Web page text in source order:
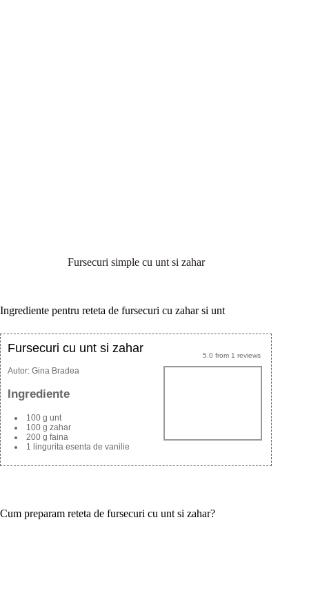
Fursecuri simple cu unt si zahar
Ingrediente pentru reteta de fursecuri cu zahar si unt
5.0 from 1 reviews
Fursecuri cu unt si zahar
Autor: Gina Bradea
Ingrediente
100 g unt
100 g zahar
200 g faina
1 lingurita esenta de vanilie
Cum preparam reteta de fursecuri cu unt si zahar?